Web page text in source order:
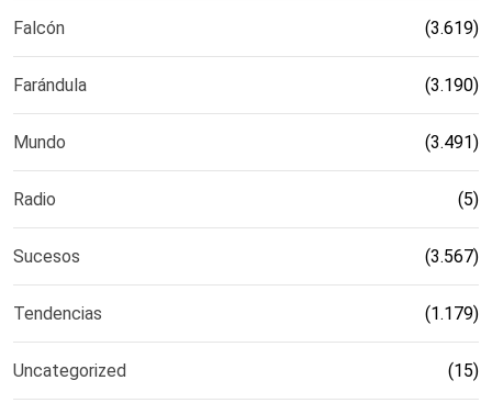
Falcón (3.619)
Farándula (3.190)
Mundo (3.491)
Radio (5)
Sucesos (3.567)
Tendencias (1.179)
Uncategorized (15)